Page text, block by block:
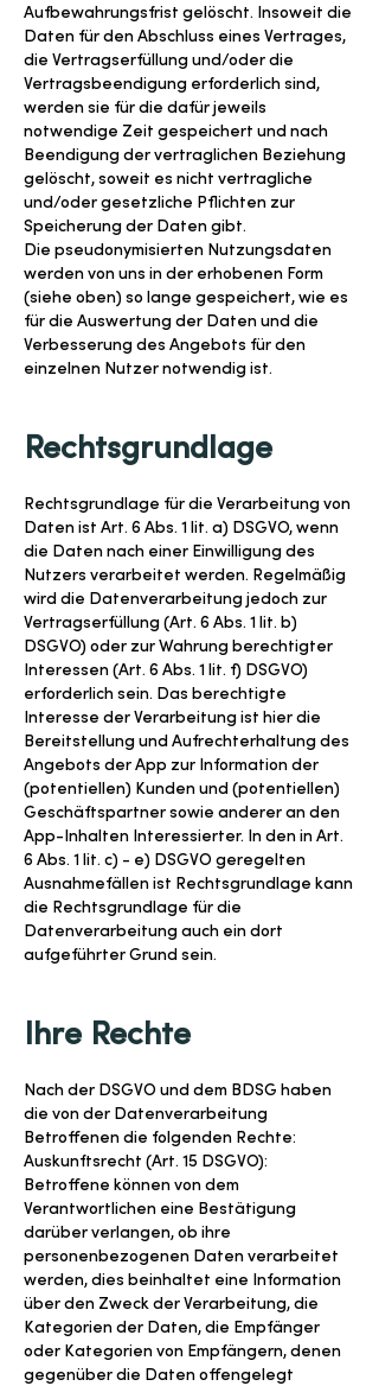
Aufbewahrungsfrist gelöscht. Insoweit die
Daten für den Abschluss eines Vertrages,
die Vertragserfüllung und/oder die
Vertragsbeendigung erforderlich sind,
werden sie für die dafür jeweils
notwendige Zeit gespeichert und nach
Beendigung der vertraglichen Beziehung
gelöscht, soweit es nicht vertragliche
und/oder gesetzliche Pflichten zur
Speicherung der Daten gibt.
Die pseudonymisierten Nutzungsdaten
werden von uns in der erhobenen Form
(siehe oben) so lange gespeichert, wie es
für die Auswertung der Daten und die
Verbesserung des Angebots für den
einzelnen Nutzer notwendig ist.
Rechtsgrundlage
Rechtsgrundlage für die Verarbeitung von
Daten ist Art. 6 Abs. 1 lit. a) DSGVO, wenn
die Daten nach einer Einwilligung des
Nutzers verarbeitet werden. Regelmäßig
wird die Datenverarbeitung jedoch zur
Vertragserfüllung (Art. 6 Abs. 1 lit. b)
DSGVO) oder zur Wahrung berechtigter
Interessen (Art. 6 Abs. 1 lit. f) DSGVO)
erforderlich sein. Das berechtigte
Interesse der Verarbeitung ist hier die
Bereitstellung und Aufrechterhaltung des
Angebots der App zur Information der
(potentiellen) Kunden und (potentiellen)
Geschäftspartner sowie anderer an den
App-Inhalten Interessierter. In den in Art.
6 Abs. 1 lit. c) - e) DSGVO geregelten
Ausnahmefällen ist Rechtsgrundlage kann
die Rechtsgrundlage für die
Datenverarbeitung auch ein dort
aufgeführter Grund sein.
Ihre Rechte
Nach der DSGVO und dem BDSG haben
die von der Datenverarbeitung
Betroffenen die folgenden Rechte:
Auskunftsrecht (Art. 15 DSGVO):
Betroffene können von dem
Verantwortlichen eine Bestätigung
darüber verlangen, ob ihre
personenbezogenen Daten verarbeitet
werden, dies beinhaltet eine Information
über den Zweck der Verarbeitung, die
Kategorien der Daten, die Empfänger
oder Kategorien von Empfängern, denen
gegenüber die Daten offengelegt